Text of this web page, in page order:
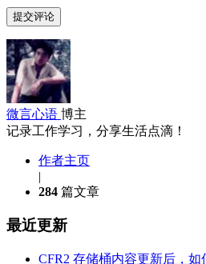
微言心语 博主
记录工作学习，分享生活点滴！
作者主页
|
284 篇文章
最近更新
CFR2 存储桶内容更新后，